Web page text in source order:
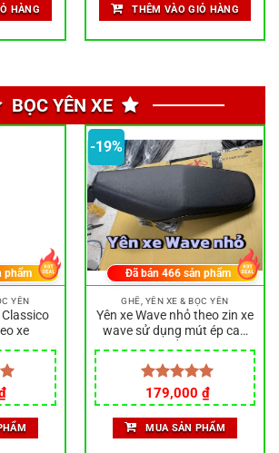
HÀNG THÊM VÀO GIỎ HÀNG
BỌC YÊN XE
YÊN
Classico
xe
phẩm
-19%
GHẾ, YÊN XE & BỌC YÊN
Yên xe Wave nhỏ theo zin xe
wave sử dụng mút ép cao
Được xếp
hạng5.00
5 sao
Giá
gốc
là:
220,000 ₫.
179,000 ₫Giá
hiện
tại
là:
179,000 ₫.
Đã bán466 sản phẩm
MUA SẢN PHẨM